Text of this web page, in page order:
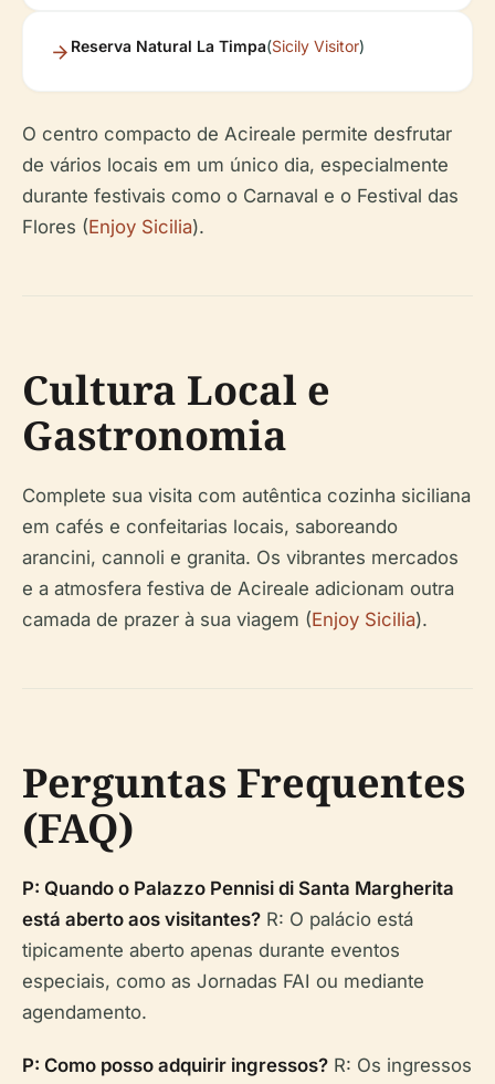
Reserva Natural La Timpa(Sicily Visitor)
O centro compacto de Acireale permite desfrutar
de vários locais em um único dia, especialmente
durante festivais como o Carnaval e o Festival das
Flores (Enjoy Sicilia).
Cultura Local e
Gastronomia
Complete sua visita com autêntica cozinha siciliana
em cafés e confeitarias locais, saboreando
arancini, cannoli e granita. Os vibrantes mercados
e a atmosfera festiva de Acireale adicionam outra
camada de prazer à sua viagem (Enjoy Sicilia).
Perguntas Frequentes
(FAQ)
P: Quando o Palazzo Pennisi di Santa Margherita
está aberto aos visitantes? R: O palácio está
tipicamente aberto apenas durante eventos
especiais, como as Jornadas FAI ou mediante
agendamento.
P: Como posso adquirir ingressos? R: Os ingressos